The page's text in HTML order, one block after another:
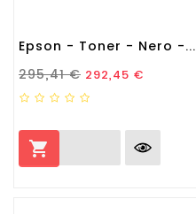
Epson - Toner - Nero -...
Prezzo Standard
295,41 € Prezzo
292,45 €
